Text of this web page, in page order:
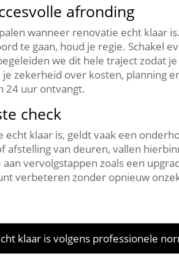
afronding
wanneer renovatie echt klaar
te gaan, houd je regie.​ Schakel
we dit hele traject zodat
zekerheid over kosten, planning
24 uur ontvangt.​
check
klaar is, geldt vaak een
afstelling van deuren, vallen
vervolgstappen zoals een
verbeteren zonder opnieuw
klaar is volgens professionele